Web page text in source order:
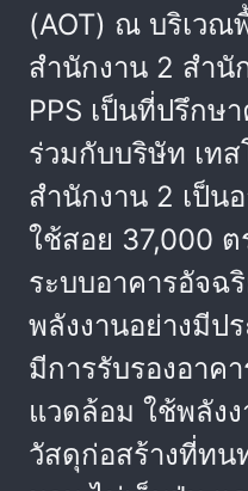
(AOT) ณ บริเวณ
สำนักงาน 2 สำนั
PPS เป็นที่ปรึกษ
ร่วมกับบริษัท เท
สำนักงาน 2 เป็น
ใช้สอย 37,000
ระบบอาคารอัจฉ
พลังงานอย่างมีป
มีการรับรองอาค
แวดล้อม ใช้พลัง
วัสดุก่อสร้างที่ทน